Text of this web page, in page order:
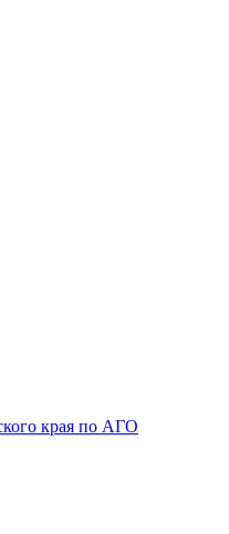
края по АГО